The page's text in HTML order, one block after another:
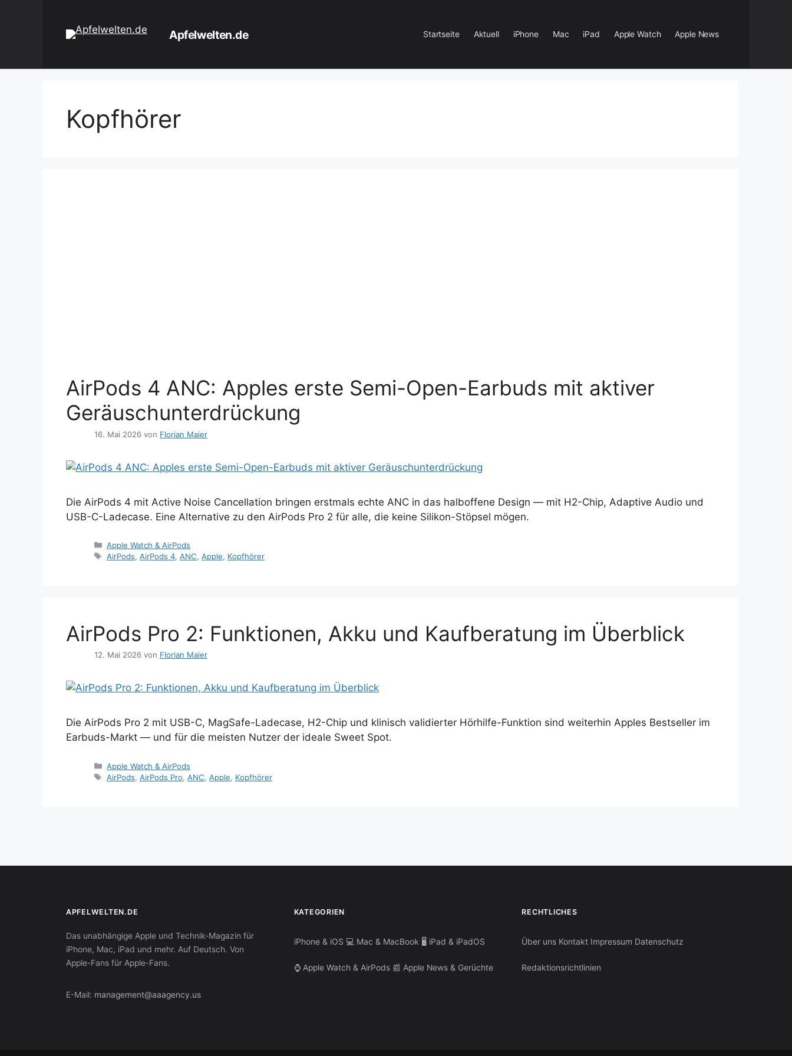
Apfelwelten.de Startseite Aktuell iPhone Mac iPad Apple Watch Apple News
Kopfhörer
AirPods 4 ANC: Apples erste Semi-Open-Earbuds mit aktiver
Geräuschunterdrückung
16. Mai 2026 von Florian Maier
Die AirPods 4 mit Active Noise Cancellation bringen erstmals echte ANC in das halboffene Design — mit H2-Chip, Adaptive Audio und
USB-C-Ladecase. Eine Alternative zu den AirPods Pro 2 für alle, die keine Silikon-Stöpsel mögen.
Kategorien
Apple Watch & AirPods
Schlagwörter
AirPods, AirPods 4, ANC, Apple, Kopfhörer
AirPods Pro 2: Funktionen, Akku und Kaufberatung im Überblick
12. Mai 2026 von Florian Maier
Die AirPods Pro 2 mit USB-C, MagSafe-Ladecase, H2-Chip und klinisch validierter Hörhilfe-Funktion sind weiterhin Apples Bestseller im
Earbuds-Markt — und für die meisten Nutzer der ideale Sweet Spot.
Kategorien
Apple Watch & AirPods
Schlagwörter
AirPods, AirPods Pro, ANC, Apple, Kopfhörer
APFELWELTEN.DE
Das unabhängige Apple und Technik-Magazin für
iPhone, Mac, iPad und mehr. Auf Deutsch. Von
Apple-Fans für Apple-Fans.
E-Mail: management@aaagency.us
KATEGORIEN
iPhone & iOS 💻 Mac & MacBook 🖥️ iPad & iPadOS
⌚ Apple Watch & AirPods 📰 Apple News & Gerüchte
RECHTLICHES
Über uns Kontakt Impressum Datenschutz
Redaktionsrichtlinien